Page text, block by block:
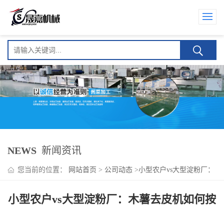
NEWS 新闻资讯
您当前的位置： 网站首页 > 公司动态 >小型农户vs大型淀粉厂：
小型农户vs大型淀粉厂：木薯去皮机如何按